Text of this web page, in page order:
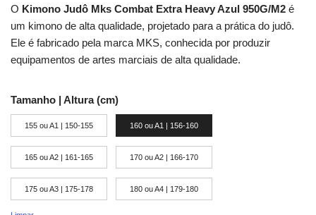
O Kimono Judô Mks Combat Extra Heavy Azul 950G/M2 é
um kimono de alta qualidade, projetado para a prática do judô.
Ele é fabricado pela marca MKS, conhecida por produzir
equipamentos de artes marciais de alta qualidade.
Tamanho | Altura (cm)
155 ou A1 | 150-155 160 ou A1 | 156-160
165 ou A2 | 161-165 170 ou A2 | 166-170
175 ou A3 | 175-178 180 ou A4 | 179-180